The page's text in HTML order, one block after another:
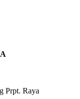
Prpt. Raya